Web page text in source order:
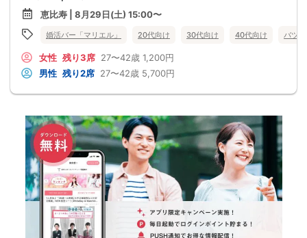
恵比寿 | 8月29日(土) 15:00〜
婚活バー「マリエル」 20代向け 30代向け 40代向け バツ
女性 残り3席 27〜42歳 1,200円
男性 残り2席 27〜42歳 5,700円